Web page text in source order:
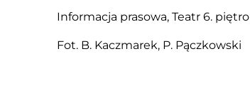
Informacja prasowa, Teatr 6. piętro
Fot. B. Kaczmarek, P. Pączkowski